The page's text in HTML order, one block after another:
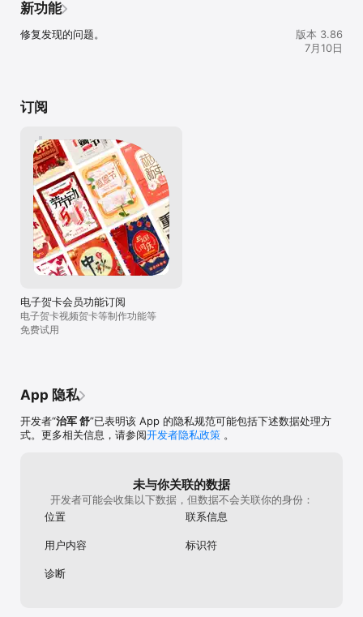
【自动续费会员说明】
2、 订阅价格：每年98元。
内扣费，扣费成功后订阅周期顺延一年。
户。
7、在购买订阅时，免费试用期的任何未被使用部分将失效。
8、隐私政策：
http://www.wyxokokok.com/payment/inpaylist/02.html
9、自动续费会员服务协议：
http://www.wyxokokok.com/payment/inpaylist/03.html
把拍摄的照片都冲印的时候，更多就选择了打
包保存在电脑或光盘中，电子相册制作软件就
在这一过程中充当了非常重要的作用。通过电
人、爱社会，
可目前的现状是
新功能
修复发现的问题。
版本 3.86
7月10日
订阅
电子贺卡会员功能订阅
电子贺卡视频贺卡等制作功能等
免费试用
App 隐私
开发者“治军 舒”已表明该 App 的隐私规范可能包括下述数据处理方
式。更多相关信息，请参阅开发者隐私政策 。
未与你关联的数据
开发者可能会收集以下数据，但数据不会关联你的身份：
位置
联系信息
用户内容 标识符
诊断